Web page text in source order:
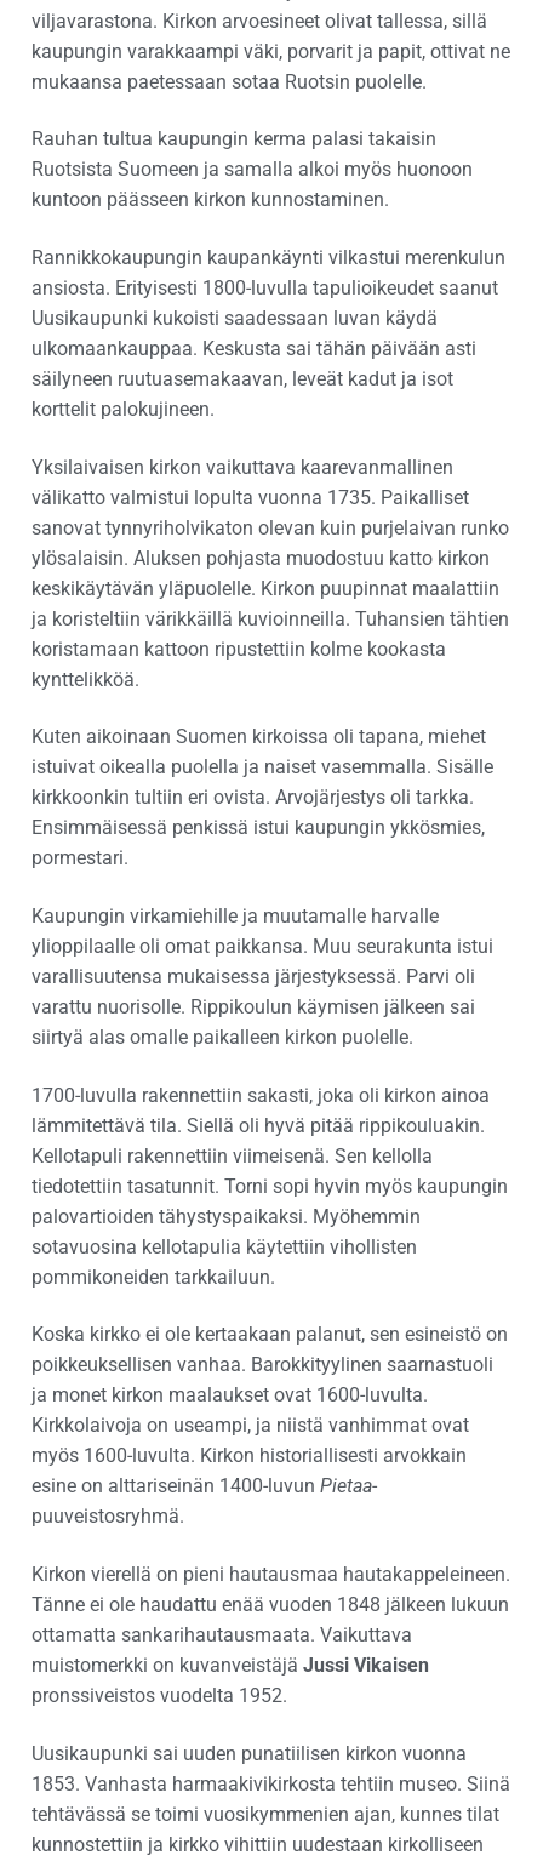
viljavarastona. Kirkon arvoesineet olivat tallessa, sillä
kaupungin varakkaampi väki, porvarit ja papit, ottivat ne
mukaansa paetessaan sotaa Ruotsin puolelle.
Rauhan tultua kaupungin kerma palasi takaisin
Ruotsista Suomeen ja samalla alkoi myös huonoon
kuntoon päässeen kirkon kunnostaminen.
Rannikkokaupungin kaupankäynti vilkastui merenkulun
ansiosta. Erityisesti 1800-luvulla tapulioikeudet saanut
Uusikaupunki kukoisti saadessaan luvan käydä
ulkomaankauppaa. Keskusta sai tähän päivään asti
säilyneen ruutuasemakaavan, leveät kadut ja isot
korttelit palokujineen.
Yksilaivaisen kirkon vaikuttava kaarevanmallinen
välikatto valmistui lopulta vuonna 1735. Paikalliset
sanovat tynnyriholvikaton olevan kuin purjelaivan runko
ylösalaisin. Aluksen pohjasta muodostuu katto kirkon
keskikäytävän yläpuolelle. Kirkon puupinnat maalattiin
ja koristeltiin värikkäillä kuvioinneilla. Tuhansien tähtien
koristamaan kattoon ripustettiin kolme kookasta
kynttelikköä.
Kuten aikoinaan Suomen kirkoissa oli tapana, miehet
istuivat oikealla puolella ja naiset vasemmalla. Sisälle
kirkkoonkin tultiin eri ovista. Arvojärjestys oli tarkka.
Ensimmäisessä penkissä istui kaupungin ykkösmies,
pormestari.
Kaupungin virkamiehille ja muutamalle harvalle
ylioppilaalle oli omat paikkansa. Muu seurakunta istui
varallisuutensa mukaisessa järjestyksessä. Parvi oli
varattu nuorisolle. Rippikoulun käymisen jälkeen sai
siirtyä alas omalle paikalleen kirkon puolelle.
1700-luvulla rakennettiin sakasti, joka oli kirkon ainoa
lämmitettävä tila. Siellä oli hyvä pitää rippikouluakin.
Kellotapuli rakennettiin viimeisenä. Sen kellolla
tiedotettiin tasatunnit. Torni sopi hyvin myös kaupungin
palovartioiden tähystyspaikaksi. Myöhemmin
sotavuosina kellotapulia käytettiin vihollisten
pommikoneiden tarkkailuun.
Koska kirkko ei ole kertaakaan palanut, sen esineistö on
poikkeuksellisen vanhaa. Barokkityylinen saarnastuoli
ja monet kirkon maalaukset ovat 1600-luvulta.
Kirkkolaivoja on useampi, ja niistä vanhimmat ovat
myös 1600-luvulta. Kirkon historiallisesti arvokkain
esine on alttariseinän 1400-luvun Pietaa-
puuveistosryhmä.
Kirkon vierellä on pieni hautausmaa hautakappeleineen.
Tänne ei ole haudattu enää vuoden 1848 jälkeen lukuun
ottamatta sankarihautausmaata. Vaikuttava
muistomerkki on kuvanveistäjä Jussi Vikaisen
pronssiveistos vuodelta 1952.
Uusikaupunki sai uuden punatiilisen kirkon vuonna
1853. Vanhasta harmaakivikirkosta tehtiin museo. Siinä
tehtävässä se toimi vuosikymmenien ajan, kunnes tilat
kunnostettiin ja kirkko vihittiin uudestaan kirkolliseen